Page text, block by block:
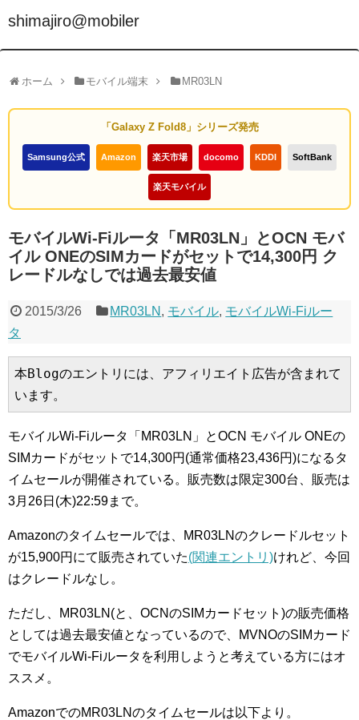
shimajiro@mobiler
ホーム モバイル端末 MR03LN
「Galaxy Z Fold8」シリーズ発売
Samsung公式 Amazon 楽天市場 docomo KDDI SoftBank
楽天モバイル
モバイルWi-Fiルータ「MR03LN」とOCN モバ
イル ONEのSIMカードがセットで14,300円 ク
レードルなしでは過去最安値
2015/3/26 MR03LN , モバイル, モバイルWi-Fiルー
タ
本Blogのエントリには、アフィリエイト広告が含まれて
います。
モバイルWi-Fiルータ「MR03LN」とOCN モバイル ONEの
SIMカードがセットで14,300円(通常価格23,436円)になるタ
イムセールが開催されている。販売数は限定300台、販売は
3月26日(木)22:59まで。
Amazonのタイムセールでは、MR03LNのクレードルセット
が15,900円にて販売されていた(関連エントリ)けれど、今回
はクレードルなし。
ただし、MR03LN(と、OCNのSIMカードセット)の販売価格
としては過去最安値となっているので、MVNOのSIMカード
でモバイルWi-Fiルータを利用しようと考えている方にはオ
ススメ。
AmazonでのMR03LNのタイムセールは以下より。